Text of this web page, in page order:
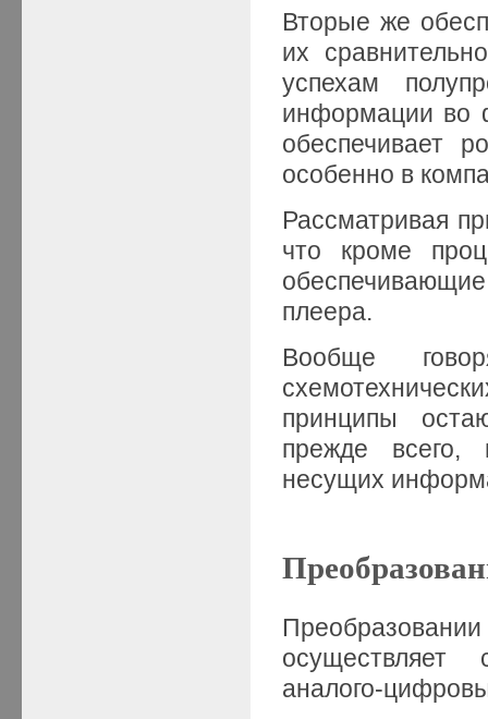
Вторые же
их
успехам
информации во
обеспечивает
особенно в
Рассматривая
что кроме
плеера.
Вообще
принципы
прежде всего,
несущих
аналого-